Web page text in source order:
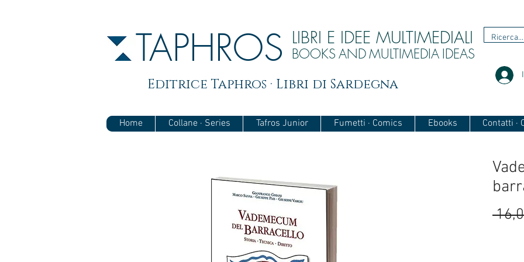
TAPHROS LIBRI E IDEE MULTIMEDIALI
BOOKS ANDMULTIMEDIA IDEAS
Editrice Taphros · Libri di Sardegna
Home Collane · Series Tafros Junior Fumetti · Comics Ebooks Contatti ·